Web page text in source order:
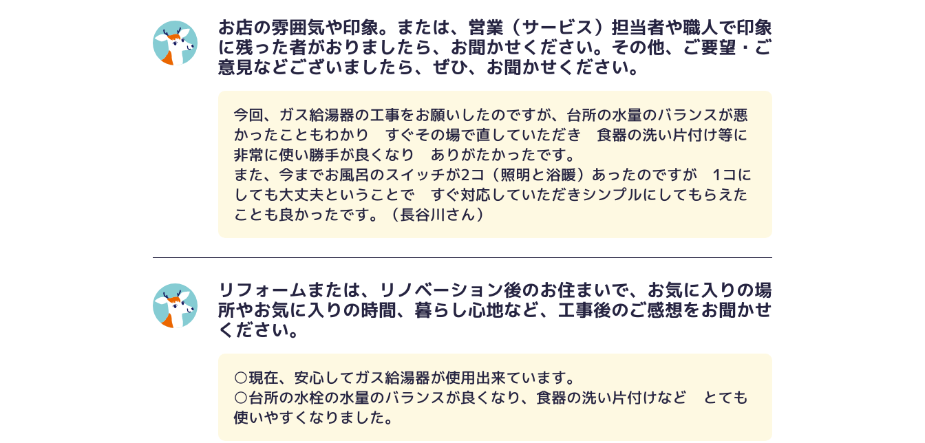
お店の雰囲気や印象。または、営業（サービス）担当者や職人で印象
に残った者がおりましたら、お聞かせください。その他、ご要望・ご
意見などございましたら、ぜひ、お聞かせください。
今回、ガス給湯器の工事をお願いしたのですが、台所の水量のバランスが悪
かったこともわかり すぐその場で直していただき 食器の洗い片付け等に
非常に使い勝手が良くなり ありがたかったです。
また、今までお風呂のスイッチが2コ（照明と浴暖）あったのですが 1コに
しても大丈夫ということで すぐ対応していただきシンプルにしてもらえた
ことも良かったです。（長谷川さん）
リフォームまたは、リノベーション後のお住まいで、お気に入りの場
所やお気に入りの時間、暮らし心地など、工事後のご感想をお聞かせ
ください。
○現在、安心してガス給湯器が使用出来ています。
○台所の水栓の水量のバランスが良くなり、食器の洗い片付けなど とても
使いやすくなりました。